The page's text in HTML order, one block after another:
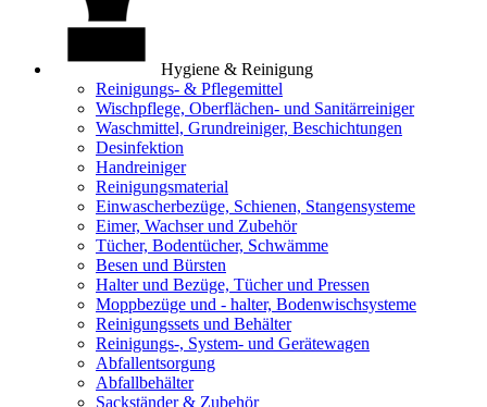
Hygiene & Reinigung
Reinigungs- & Pflegemittel
Wischpflege, Oberflächen- und Sanitärreiniger
Waschmittel, Grundreiniger, Beschichtungen
Desinfektion
Handreiniger
Reinigungsmaterial
Einwascherbezüge, Schienen, Stangensysteme
Eimer, Wachser und Zubehör
Tücher, Bodentücher, Schwämme
Besen und Bürsten
Halter und Bezüge, Tücher und Pressen
Moppbezüge und - halter, Bodenwischsysteme
Reinigungssets und Behälter
Reinigungs-, System- und Gerätewagen
Abfallentsorgung
Abfallbehälter
Sackständer & Zubehör